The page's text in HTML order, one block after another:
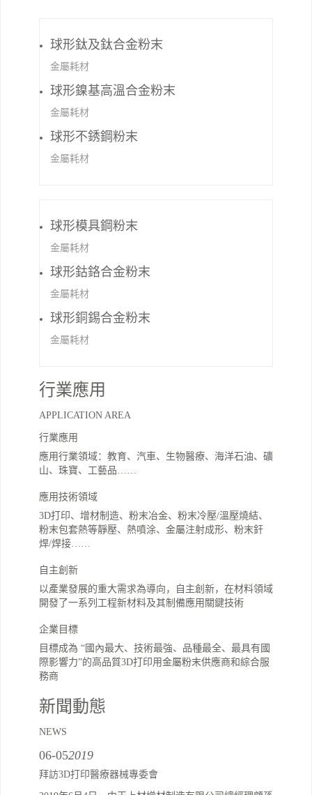
球形鈦及鈦合金粉末
金屬耗材
球形鎳基高溫合金粉末
金屬耗材
球形不銹鋼粉末
金屬耗材
球形模具鋼粉末
金屬耗材
球形鈷鉻合金粉末
金屬耗材
球形銅錫合金粉末
金屬耗材
行業應用
APPLICATION AREA
行業應用
應用行業領域：教育、汽車、生物醫療、海洋石油、礦
山、珠寶、工藝品……
應用技術領域
3D打印、增材制造、粉末冶金、粉末冷壓/溫壓燒結、
粉末包套熱等靜壓、熱噴涂、金屬注射成形、粉末釬
焊/焊接……
自主創新
以產業發展的重大需求為導向，自主創新，在材料領域
開發了一系列工程新材料及其制備應用關鍵技術
企業目標
目標成為 “國內最大、技術最強、品種最全、最具有國
際影響力”的高品質3D打印用金屬粉末供應商和綜合服
務商
新聞動態
NEWS
06-052019
拜訪3D打印醫療器械專委會